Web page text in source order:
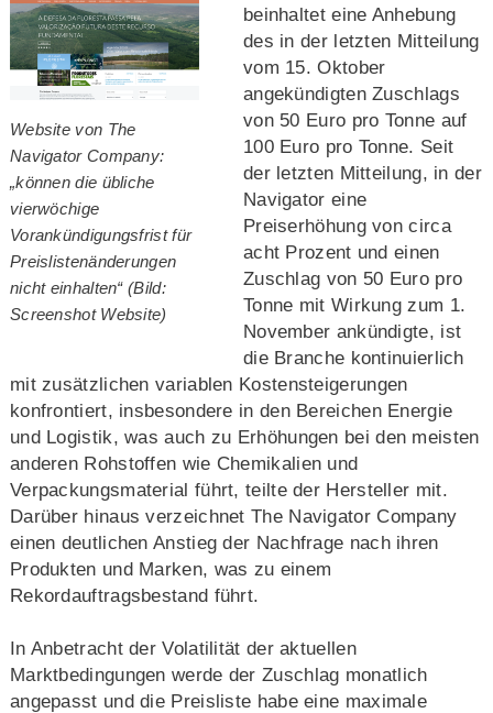
Website von The
Navigator Company:
„können die übliche
vierwöchige
Vorankündigungsfrist für
Preislistenänderungen
nicht einhalten“ (Bild:
Screenshot Website)
beinhaltet eine Anhebung
des in der letzten Mitteilung
vom 15. Oktober
angekündigten Zuschlags
von 50 Euro pro Tonne auf
100 Euro pro Tonne. Seit
der letzten Mitteilung, in der
Navigator eine
Preiserhöhung von circa
acht Prozent und einen
Zuschlag von 50 Euro pro
Tonne mit Wirkung zum 1.
November ankündigte, ist
die Branche kontinuierlich
mit zusätzlichen variablen Kostensteigerungen
konfrontiert, insbesondere in den Bereichen Energie
und Logistik, was auch zu Erhöhungen bei den meisten
anderen Rohstoffen wie Chemikalien und
Verpackungsmaterial führt, teilte der Hersteller mit.
Darüber hinaus verzeichnet The Navigator Company
einen deutlichen Anstieg der Nachfrage nach ihren
Produkten und Marken, was zu einem
Rekordauftragsbestand führt.
In Anbetracht der Volatilität der aktuellen
Marktbedingungen werde der Zuschlag monatlich
angepasst und die Preisliste habe eine maximale